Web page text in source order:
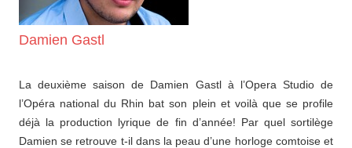
Damien Gastl
La deuxième saison de Damien Gastl à l’Opera Studio de
l’Opéra national du Rhin bat son plein et voilà que se profile
déjà la production lyrique de fin d’année! Par quel sortilège
Damien se retrouve t-il dans la peau d’une horloge comtoise et